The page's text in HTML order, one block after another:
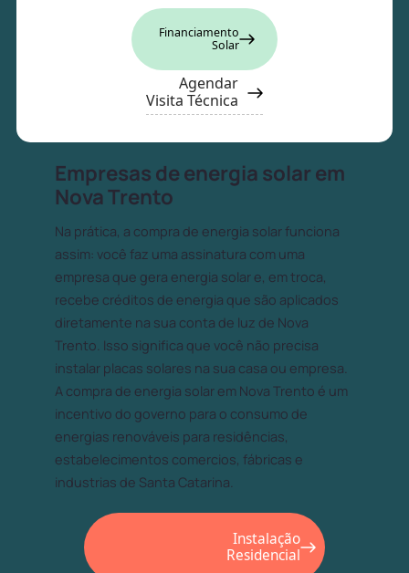
Financiamento
Solar
Agendar
Visita Técnica
Empresas de energia solar em
Nova Trento
Na prática, a compra de energia solar funciona
assim: você faz uma assinatura com uma
empresa que gera energia solar e, em troca,
recebe créditos de energia que são aplicados
diretamente na sua conta de luz de Nova
Trento. Isso significa que você não precisa
instalar placas solares na sua casa ou empresa.
A compra de energia solar em Nova Trento é um
incentivo do governo para o consumo de
energias renováveis para residências,
estabelecimentos comercios, fábricas e
industrias de Santa Catarina.
Instalação
Residencial